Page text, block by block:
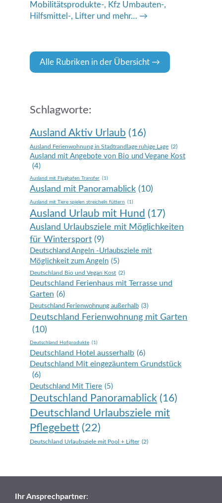
Mobilitätsprodukte-, Kfz Umbauten-,
Hilfsmittel-, Lifter und mehr…
Alle Rubriken in der Übersicht
Schlagworte:
Ausland Aktiv Urlaub (16)
Ausland Ferienwohnung in Stadtrandlage ruhige Lage (2)
Ausland mit Angebote von Bio und Vegane Kost
(4)
Ausland mit Flughafen Transfer (1)
Ausland mit Panoramablick (10)
Ausland mit Tiere spielen streicheln füttern (1)
Ausland Urlaub mit Hund (17)
Ausland Urlaubsziele mit Möglichkeiten
für Wintersport (9)
Deutschland Angeln -Urlaubsziele mit
Möglichkeit zum Angeln (5)
Deutschland Bio und Vegan Kost (2)
Deutschland Ferienhaus mit Terrasse und
Garten (6)
Deutschland Ferienwohnung außerhalb (3)
Deutschland Ferienwohnung mit Garten
(10)
Deutschland Hofprodukte (1)
Deutschland Hotel ausserhalb (6)
Deutschland Mit eingezäuntem Grundstück
(6)
Deutschland Mit Tiere (5)
Deutschland Panoramablick (16)
Deutschland Urlaubsziele mit
Pflegebett (22)
Deutschland Urlaubsziele mit Pool + Lifter (2)
Ihr Ansprechpartner: